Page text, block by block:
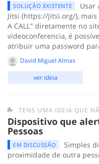
SOLUÇÃO EXISTENTE
Usar
Jitsi (https://jitsi.org/), mais
A CALL" diretamente no
videoconferencia, é
atribuir uma password
David Miguel Almas
ver ideia
TENS UMA IDEIA QUE NÃO SE ADEQUA
Dispositivo que
Pessoas
EM DISCUSSÃO
Simples
proximidade de outra